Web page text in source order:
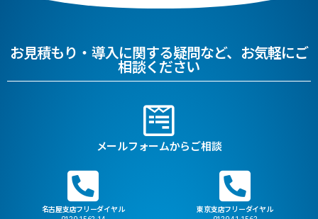
お見積もり・導入に関する疑問など、お気軽にご
相談ください
メールフォームからご相談
名古屋支店フリーダイヤル 東京支店フリーダイヤル